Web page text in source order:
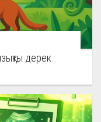
дерек